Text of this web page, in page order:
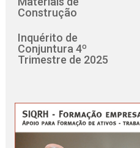
Construção
Inquérito de
Conjuntura 4º
Trimestre de 2025